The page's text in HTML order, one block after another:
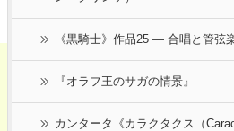
《黒騎士》作品25 ― 合唱と管弦
『オラフ王のサガの情景』
カンタータ《カラクタクス（